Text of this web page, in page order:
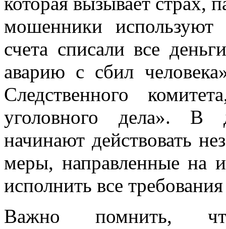
мошенники
счета списали все
аварию с сбил
Следственного
уголовного дела». В
начинают действовать
меры, направленные на
исполнить все
Важно помнить,